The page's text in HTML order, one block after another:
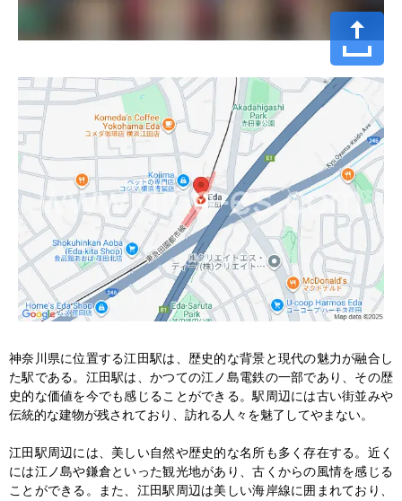
神奈川県に位置する江田駅は、歴史的な背景と現代の魅力が融合し
た駅である。江田駅は、かつての江ノ島電鉄の一部であり、その歴
史的な価値を今でも感じることができる。駅周辺には古い街並みや
伝統的な建物が残されており、訪れる人々を魅了してやまない。
江田駅周辺には、美しい自然や歴史的な名所も多く存在する。近く
には江ノ島や鎌倉といった観光地があり、古くからの風情を感じる
ことができる。また、江田駅周辺は美しい海岸線に囲まれており、